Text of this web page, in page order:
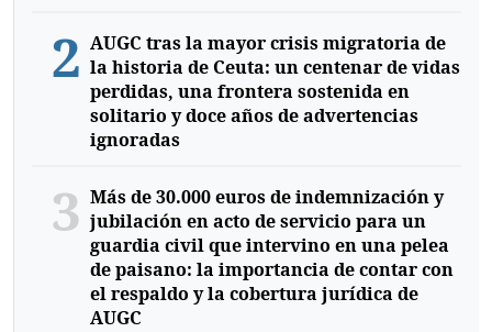
2 AUGC tras la mayor crisis migratoria de
la historia de Ceuta: un centenar de vidas
perdidas, una frontera sostenida en
solitario y doce años de advertencias
ignoradas
3 Más de 30.000 euros de indemnización y
jubilación en acto de servicio para un
guardia civil que intervino en una pelea
de paisano: la importancia de contar con
el respaldo y la cobertura jurídica de
AUGC